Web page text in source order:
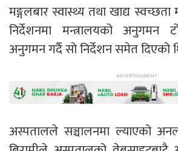
मङ्गलबार स्वास्थ्य तथा खाद्य स्वच्छता
निर्देशनमा मन्त्रालयको अनुगमन
अनुगमन गर्दै सो निर्देशन समेत दिएको
अस्पतालले सञ्चालनमा ल्याएको